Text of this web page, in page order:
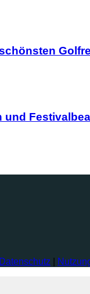
und
Datenschutz